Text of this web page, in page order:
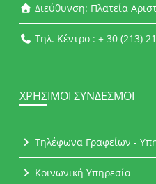
Διεύθυνση: Πλατεία
Τηλ. Κέντρο : + 30 (213)
ΧΡΉΣΙΜΟΙ ΣΎΝΔΕΣΜΟΙ
Τηλέφωνα Γραφείων -
Κοινωνική Υπηρεσία